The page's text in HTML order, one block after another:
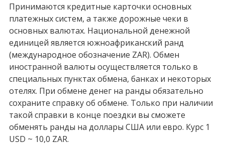
Принимаются кредитные карточки основных
платежных систем, а также дорожные чеки в
основных валютах. Национальной денежной
единицей является южноафриканский ранд
(международное обозначение ZAR). Обмен
иностранной валюты осуществляется только в
специальных пунктах обмена, банках и некоторых
отелях. При обмене денег на ранды обязательно
сохраните справку об обмене. Только при наличии
такой справки в конце поездки вы сможете
обменять ранды на доллары США или евро. Курс 1
USD ~ 10,0 ZAR.